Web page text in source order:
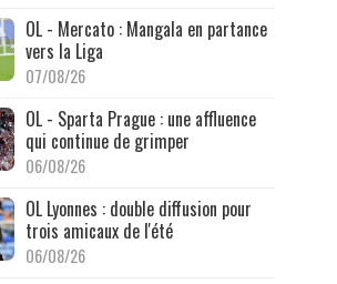
OL - Mercato : Mangala en partance
vers la Liga
07/08/26
OL - Sparta Prague : une affluence
qui continue de grimper
06/08/26
OL Lyonnes : double diffusion pour
trois amicaux de l'été
06/08/26